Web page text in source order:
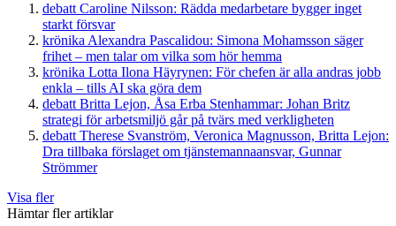
debatt Caroline Nilsson: Rädda medarbetare bygger inget
starkt försvar
krönika Alexandra Pascalidou: Simona Mohamsson säger
frihet – men talar om vilka som hör hemma
krönika Lotta Ilona Häyrynen: För chefen är alla andras jobb
enkla – tills AI ska göra dem
debatt Britta Lejon, Åsa Erba Stenhammar: Johan Britz
strategi för arbetsmiljö går på tvärs med verkligheten
debatt Therese Svanström, Veronica Magnusson, Britta Lejon:
Dra tillbaka förslaget om tjänstemannaansvar, Gunnar
Strömmer
Visa fler
Hämtar fler artiklar